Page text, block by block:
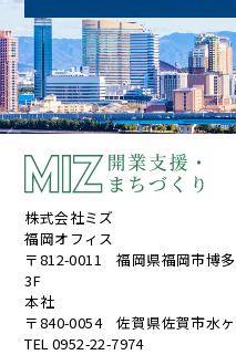
株式会社ミズ
福岡オフィス
〒812-0011 福岡県福岡市博
3F
本社
〒840-0054 佐賀県佐賀市水
TEL 0952-22-7974